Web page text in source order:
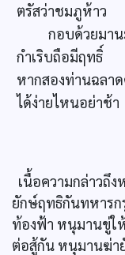
ตรัสว่าชมภูห้าว
กอบด้วยมาน
กำเริบถือมีฤทธิ์
หากสองท่านฉลา
ได้ง่ายไหนอย่าช้า
เนื้อความกล่าวถึ
ยักษ์ฤทธิกันทหารก
ท้องฟ้า หนุมานขู่ใ
ต่อสู้กัน หนุมานฆ่า